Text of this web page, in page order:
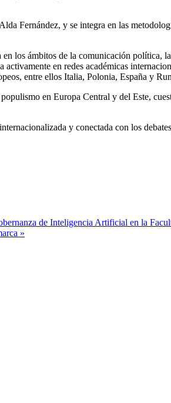
Fernández, y se integra en las
los ámbitos de la comunicación política,
en redes académicas
entre ellos Italia, Polonia, España y
en Europa Central y del Este,
y conectada con los
de Inteligencia Artificial en la
»